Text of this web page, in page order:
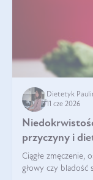
Dietetyk
11 cze 2026
przyczyny i
Ciągłe zmęczenie,
głowy czy bladość